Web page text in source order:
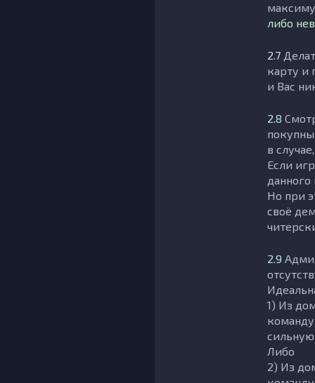
либо
2.7
карту и
и Вас
2.8
в
Если
Но при
своё
2.9
1) Из
Либо
2) Из